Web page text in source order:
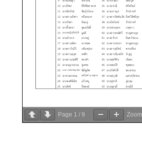
Page 1 / 9 Zoom